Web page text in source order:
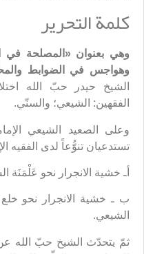
كلمة التحرير
وهي بعنوان «المصلحة في
وهواجس في الضوابط
الشيخ حيدر حبّ الله
الفقهين: الشيعي؛ والسنّي.
وعلى الصعيد الشيعي
تستدعيان تنوُّعاً لدى الفقيه
أـ خشية الانجرار نحو عَلْمَنَة
ب ـ خشية الانجرار نحو
الشيعي.
ثمّ يتحدّث الشيخ حبّ الله